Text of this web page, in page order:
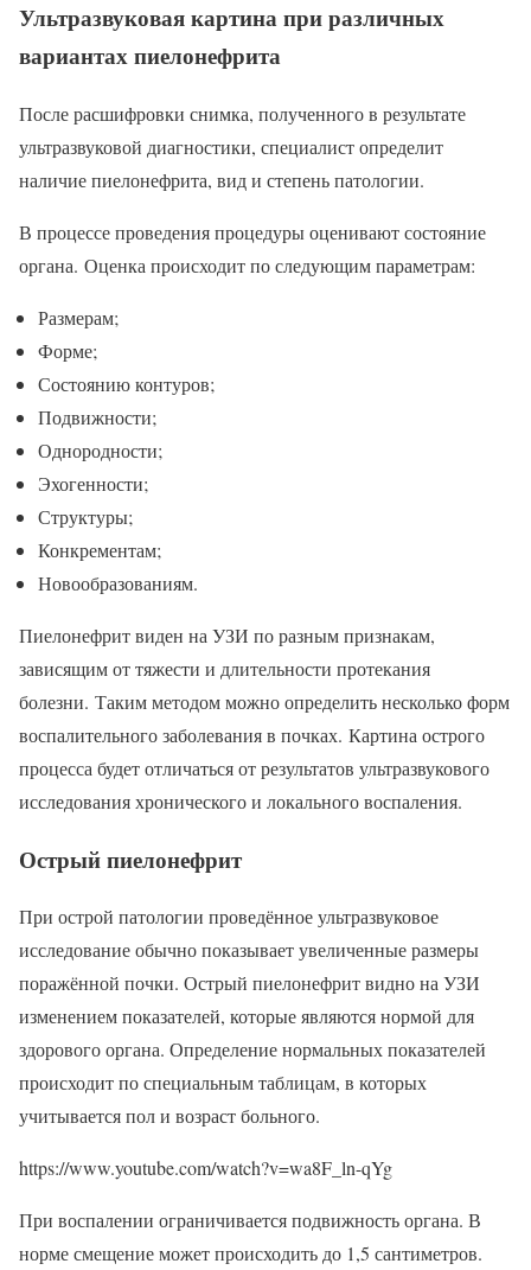
Ультразвуковая картина при различных
вариантах пиелонефрита
После расшифровки снимка, полученного в результате
ультразвуковой диагностики, специалист определит
наличие пиелонефрита, вид и степень патологии.
В процессе проведения процедуры оценивают состояние
органа. Оценка происходит по следующим параметрам:
Размерам;
Форме;
Состоянию контуров;
Подвижности;
Однородности;
Эхогенности;
Структуры;
Конкрементам;
Новообразованиям.
Пиелонефрит виден на УЗИ по разным признакам,
зависящим от тяжести и длительности протекания
болезни. Таким методом можно определить несколько форм
воспалительного заболевания в почках. Картина острого
процесса будет отличаться от результатов ультразвукового
исследования хронического и локального воспаления.
Острый пиелонефрит
При острой патологии проведённое ультразвуковое
исследование обычно показывает увеличенные размеры
поражённой почки. Острый пиелонефрит видно на УЗИ
изменением показателей, которые являются нормой для
здорового органа. Определение нормальных показателей
происходит по специальным таблицам, в которых
учитывается пол и возраст больного.
https://www.youtube.com/watch?v=wa8F_ln-qYg
При воспалении ограничивается подвижность органа. В
норме смещение может происходить до 1,5 сантиметров.